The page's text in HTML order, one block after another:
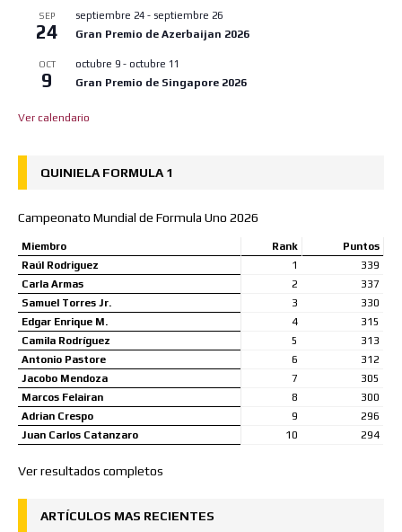
SEP
24
septiembre 24 - septiembre 26
Gran Premio de Azerbaijan 2026
OCT
9
octubre 9 - octubre 11
Gran Premio de Singapore 2026
Ver calendario
QUINIELA FORMULA 1
Campeonato Mundial de Formula Uno 2026
Miembro Rank
Puntos
Raúl Rodriguez
1
339
Carla Armas
2
337
Samuel Torres Jr.
3
330
Edgar Enrique M.
4
315
Camila Rodríguez
5
313
Antonio Pastore
6
312
Jacobo Mendoza
7
305
Marcos Felairan
8
300
Adrian Crespo
9
296
Juan Carlos Catanzaro
10 294
Ver resultados completos
ARTÍCULOS MAS RECIENTES